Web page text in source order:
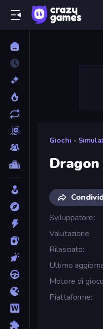
Giochi »
Sviluppatore
Valutazione
Rilasciato
Ultimo
Motore di gioco
Piattaforme